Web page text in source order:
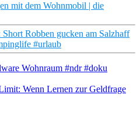
mit dem Wohnmobil | die
Robben gucken am Salzhaff
#urlaub
Wohnraum #ndr #doku
Wenn Lernen zur Geldfrage